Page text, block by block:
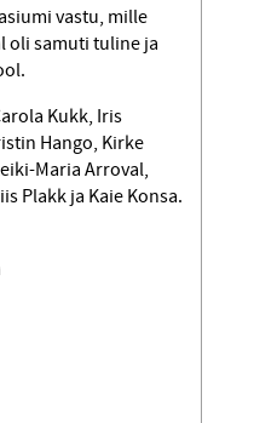
vastu, mille
oli samuti tuline ja
Kukk, Iris
Hango, Kirke
Maria Arroval,
Plakk ja Kaie Konsa.